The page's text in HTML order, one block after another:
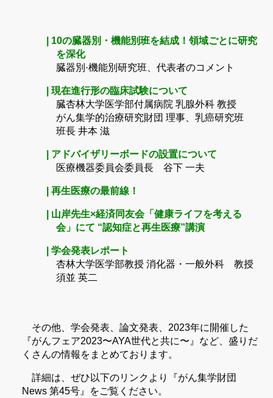
| 10の臓器別・機能別班を結成！領域ごとに研究
を深化
臓器別·機能別研究班、代表者のコメント
| 現在進行形の臨床試験について
臓杏林大学医学部付属病院 乳腺外科 教授
がん集学的治療研究財団 理事、乳癌研究班
班長 井本 滋
| アドバイザリーボードの設置について
医療機器委員会委員長 谷下 一夫
| 再生医療の最前線！
| 山岸先生×経済同友会「健康ライフを考える
会」にて “認知症と再生医療”講演
| 学会発表レポート
杏林大学医学部教授 消化器・一般外科 教授
須並 英二
その他、学会発表、論文発表、2023年に開催した
『がんフェア2023〜AYA世代と共に〜』など、盛りだ
くさんの情報をまとめております。
詳細は、ぜひ以下のリンクより『がん集学財団
News 第45号』をご覧ください。